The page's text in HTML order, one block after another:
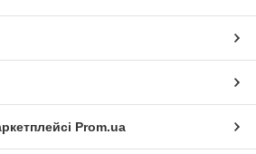
Prom.ua